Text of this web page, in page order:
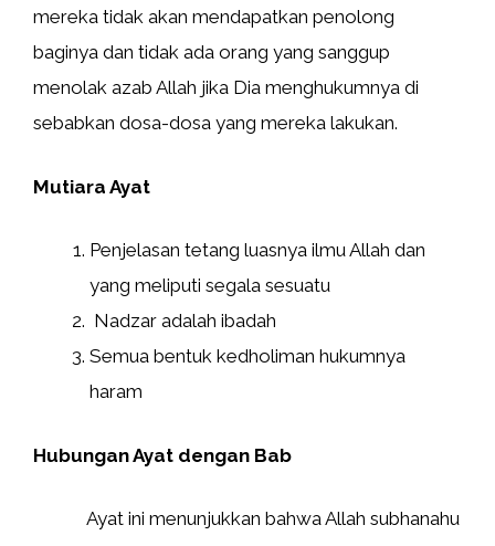
mereka tidak akan mendapatkan penolong
baginya dan tidak ada orang yang sanggup
menolak azab Allah jika Dia menghukumnya di
sebabkan dosa-dosa yang mereka lakukan.
Mutiara Ayat
Penjelasan tetang luasnya ilmu Allah dan
yang meliputi segala sesuatu
Nadzar adalah ibadah
Semua bentuk kedholiman hukumnya
haram
Hubungan Ayat dengan Bab
Ayat ini menunjukkan bahwa Allah subhanahu